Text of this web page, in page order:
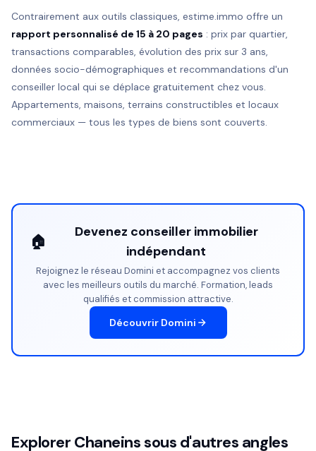
Contrairement aux outils classiques, estime.immo offre un
rapport personnalisé de 15 à 20 pages : prix par quartier,
transactions comparables, évolution des prix sur 3 ans,
données socio-démographiques et recommandations d'un
conseiller local qui se déplace gratuitement chez vous.
Appartements, maisons, terrains constructibles et locaux
commerciaux — tous les types de biens sont couverts.
🏠
Devenez conseiller immobilier
indépendant
Rejoignez le réseau Domini et accompagnez vos clients
avec les meilleurs outils du marché. Formation, leads
qualifiés et commission attractive.
Découvrir Domini
Explorer Chaneins sous d'autres angles